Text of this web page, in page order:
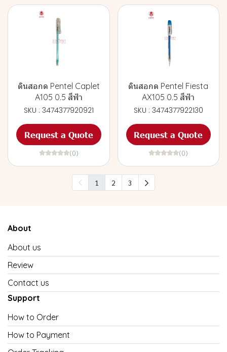
ดินสอกด Pentel Caplet
A105 0.5 สีฟ้า
SKU : 3474377920921
Request a Quote
(0)
ดินสอกด Pentel Fiesta
AX105 0.5 สีฟ้า
SKU : 3474377922130
Request a Quote
(0)
1 2 3
About
About us
Review
Contact us
Support
How to Order
How to Payment